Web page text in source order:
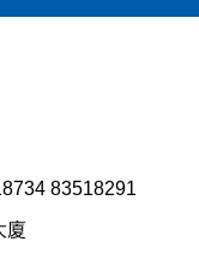
83518291
廈